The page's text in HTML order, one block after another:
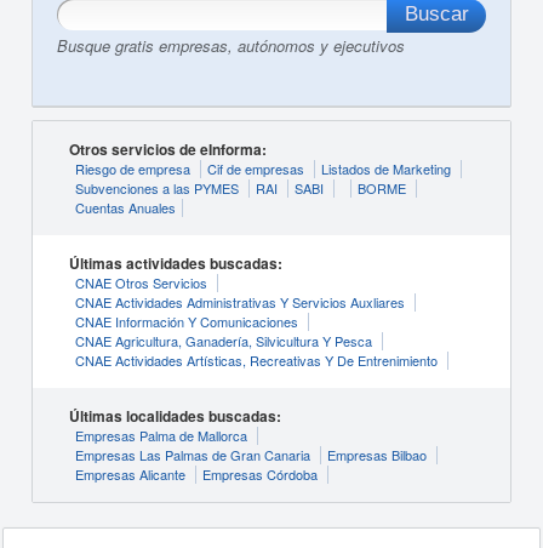
Busque gratis empresas, autónomos y ejecutivos
Otros servicios de eInforma:
Riesgo de empresa Cif de empresas
Listados de Marketing
Subvenciones a las PYMES
RAI SABI
BORME
Cuentas Anuales
Últimas actividades buscadas:
CNAE Otros Servicios
CNAE Actividades Administrativas Y Servicios Auxliares
CNAE Información Y Comunicaciones
CNAE Agricultura, Ganadería, Silvicultura Y Pesca
CNAE Actividades Artísticas, Recreativas Y De Entrenimiento
Últimas localidades buscadas:
Empresas Palma de Mallorca
Empresas Las Palmas de Gran Canaria
Empresas Bilbao
Empresas Alicante
Empresas Córdoba